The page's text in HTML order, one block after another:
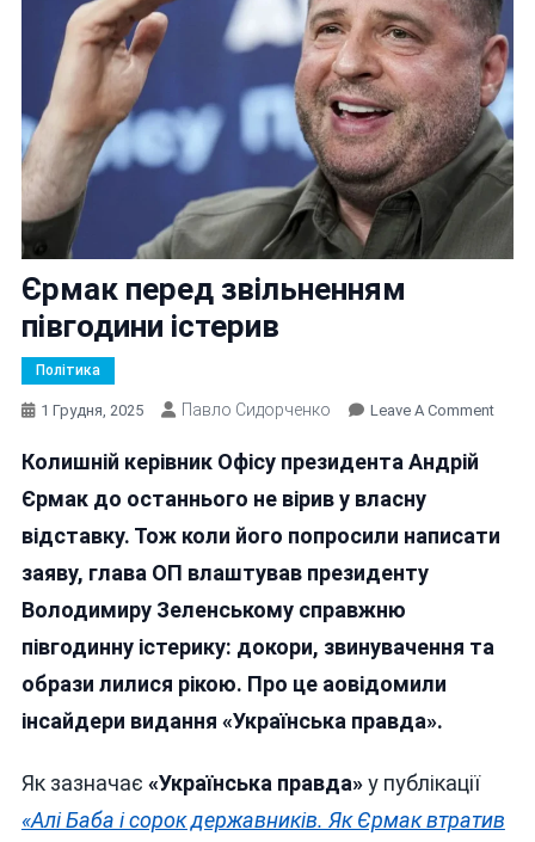
Єрмак перед звільненням
півгодини істерив
Політика
1 Грудня, 2025 Павло Сидорченко Leave A CommentOn
Колишній керівник Офісу президента Андрій
Єрмак до останнього не вірив у власну
відставку. Тож коли його попросили написати
заяву, глава ОП влаштував президенту
Володимиру Зеленському справжню
півгодинну істерику: докори, звинувачення та
образи лилися рікою. Про це аовідомили
інсайдери видання «Українська правда».
Як зазначає «Українська правда»у публікації
«Алі Баба і сорок державників. Як Єрмак втратив